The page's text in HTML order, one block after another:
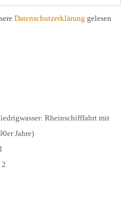
Datenschutzerklärung gelesen
Rheinschifffahrt mit
Jahre)
2